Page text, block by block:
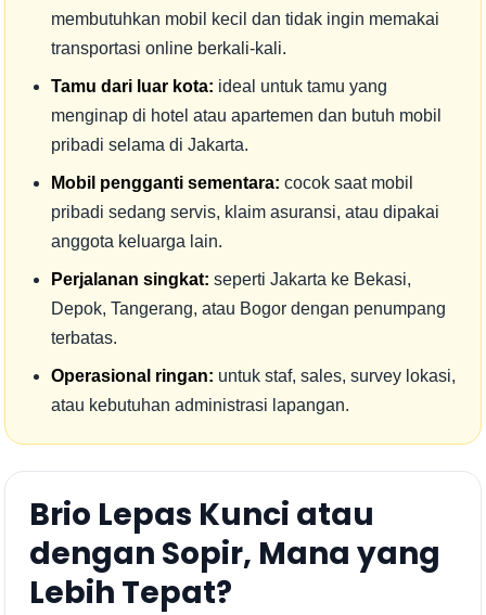
membutuhkan mobil kecil dan tidak ingin memakai
transportasi online berkali-kali.
Tamu dari luar kota: ideal untuk tamu yang
menginap di hotel atau apartemen dan butuh mobil
pribadi selama di Jakarta.
Mobil pengganti sementara: cocok saat mobil
pribadi sedang servis, klaim asuransi, atau dipakai
anggota keluarga lain.
Perjalanan singkat: seperti Jakarta ke Bekasi,
Depok, Tangerang, atau Bogor dengan penumpang
terbatas.
Operasional ringan: untuk staf, sales, survey lokasi,
atau kebutuhan administrasi lapangan.
Brio Lepas Kunci atau
dengan Sopir, Mana yang
Lebih Tepat?